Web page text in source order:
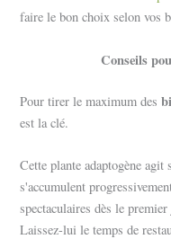
faire le bon choix selon vos
Conseils
Pour tirer le maximum des
est la clé.
Cette plante adaptogène
s'accumulent
spectaculaires dès le
Laissez-lui le temps de